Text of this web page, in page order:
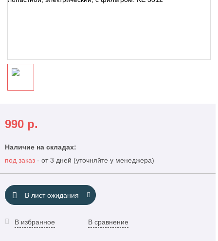
990 р.
Наличие на складах:
под заказ - от 3 дней (уточняйте у менеджера)
В лист ожидания
В избранное В сравнение